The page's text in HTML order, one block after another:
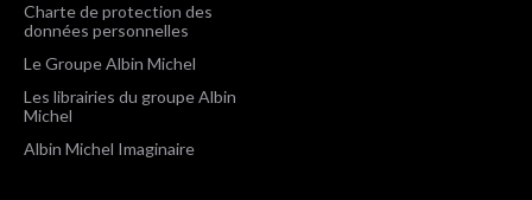
Charte de protection des
données personnelles
Le Groupe Albin Michel
Les librairies du groupe Albin
Michel
Albin Michel Imaginaire